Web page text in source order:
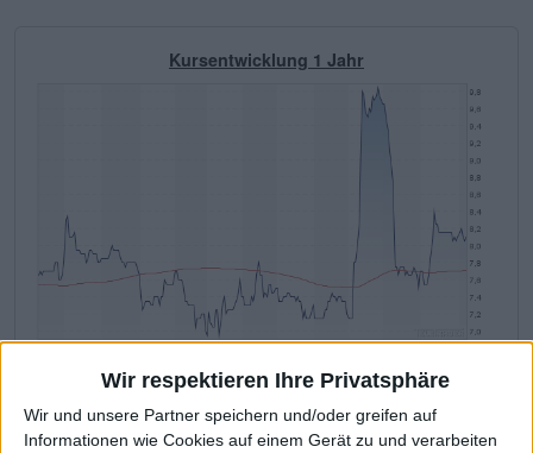
Wir respektieren Ihre Privatsphäre
Wir und unsere Partner speichern und/oder greifen auf
Informationen wie Cookies auf einem Gerät zu und verarbeiten
Kursentwicklung 1 Jahr
Datron Kurs: 8,10